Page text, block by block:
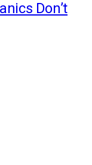
Don’t